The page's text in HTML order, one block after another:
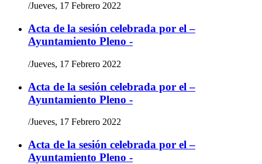
/Jueves, 17 Febrero 2022
Acta de la sesión celebrada por el –
Ayuntamiento Pleno -
/Jueves, 17 Febrero 2022
Acta de la sesión celebrada por el –
Ayuntamiento Pleno -
/Jueves, 17 Febrero 2022
Acta de la sesión celebrada por el –
Ayuntamiento Pleno -